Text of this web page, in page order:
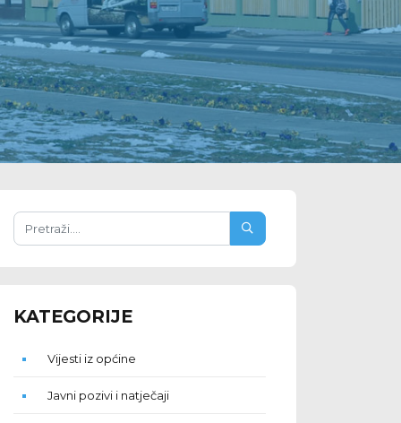
KATEGORIJE
Vijesti iz općine
Javni pozivi i natječaji